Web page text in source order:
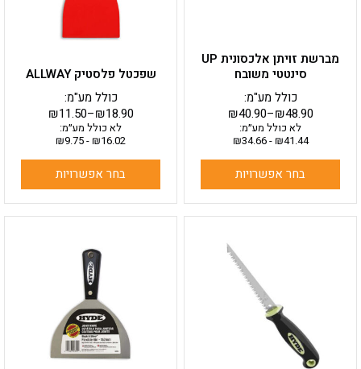
מברשת זויתן אלכסונית UP
סינטטי משובח
₪40.90–₪48.90
כולל מע"מ:
לא כולל מע״מ:
₪41.44
-
₪34.66
בחר אפשרויות
המוצר
שפכטל פלסטיק ALLWAY
₪11.50–₪18.90
כולל מע"מ:
לא כולל מע״מ:
₪16.02
-
₪9.75
בחר אפשרויות
האפשרויות
יש
מספר
סוגים.
ניתן
לבחור
את
האפשרויות